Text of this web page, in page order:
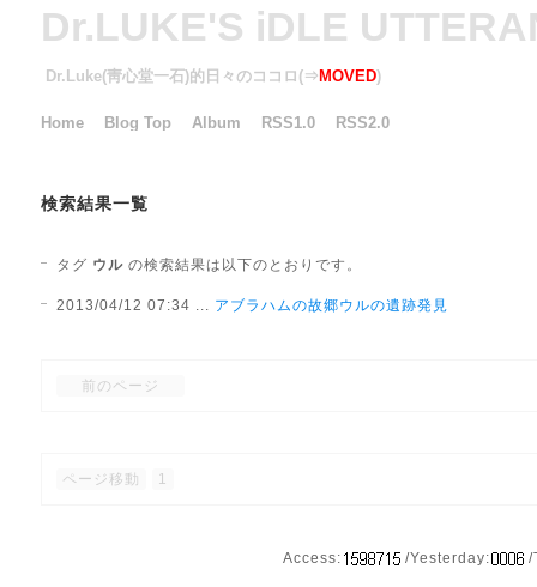
Dr.LUKE'S iDLE
Dr.Luke(靑心堂一石)的日々のココロ(⇒ MOVED)
Home Blog Top Album RSS1.0 RSS2.0
検索結果一覧
タグ ウル の検索結果は以下のとおりです。
2013/04/12 07:34 ... アブラハムの故郷ウルの遺跡発見
前のページ
ページ移動 1
Access: /Yesterday: /